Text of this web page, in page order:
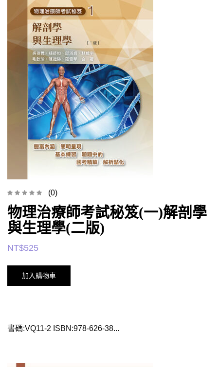
(0)
物理治療師考試秘笈(一)解剖學
與生理學(二版)
NT$525
加入購物車
書碼:VQ11-2 ISBN:978-626-38...